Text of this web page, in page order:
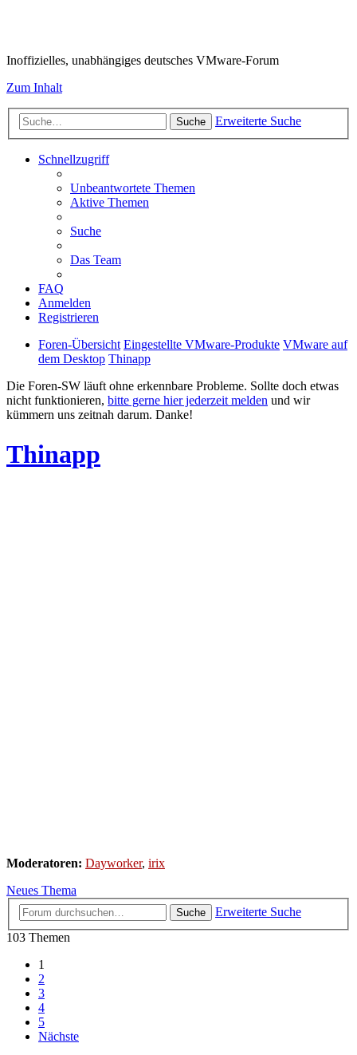
Inoffizielles, unabhängiges deutsches VMware-Forum
Zum Inhalt
Suche Erweiterte Suche
Schnellzugriff
Unbeantwortete Themen
Aktive Themen
Suche
Das Team
FAQ
Anmelden
Registrieren
Foren-Übersicht Eingestellte VMware-Produkte VMware auf
dem Desktop Thinapp
Die Foren-SW läuft ohne erkennbare Probleme. Sollte doch etwas
nicht funktionieren, bitte gerne hier jederzeit melden und wir
kümmern uns zeitnah darum. Danke!
Thinapp
Moderatoren: Dayworker, irix
Neues Thema
Suche
Erweiterte Suche
103 Themen
1
2
3
4
5
Nächste